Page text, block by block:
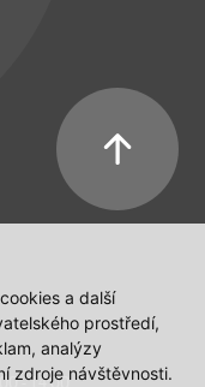
a další
prostředí,
analýzy
zdroje návštěvnosti.
- 14:00.